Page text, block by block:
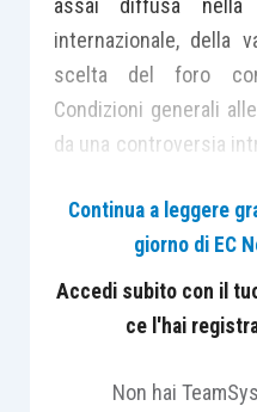
internazionale, della
scelta del foro
Condizioni generali
da una controversia
competenza
l’esecuzione delle
commerciale (cd. Reg.
francese abbia
Continua a leggere
giorno di EC
Accedi subito con il
ce l'hai
Non hai